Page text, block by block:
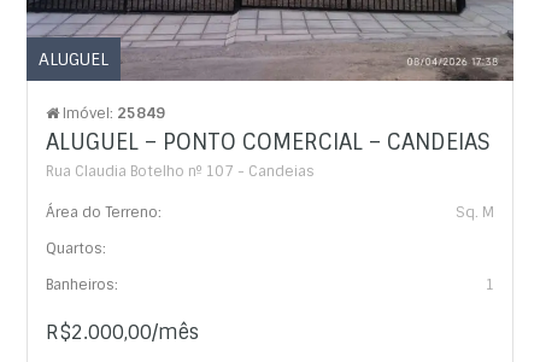
ALUGUEL
Imóvel: 25849
ALUGUEL – PONTO COMERCIAL – CANDEIAS
Rua Claudia Botelho nº 107 - Candeias
Área do Terreno:
Sq. M
Quartos:
Banheiros:
1
R$2.000,00/mês